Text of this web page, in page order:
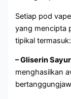
Setiap pod
yang mencipta
tipikal termasuk:
– Gliserin
menghasilkan